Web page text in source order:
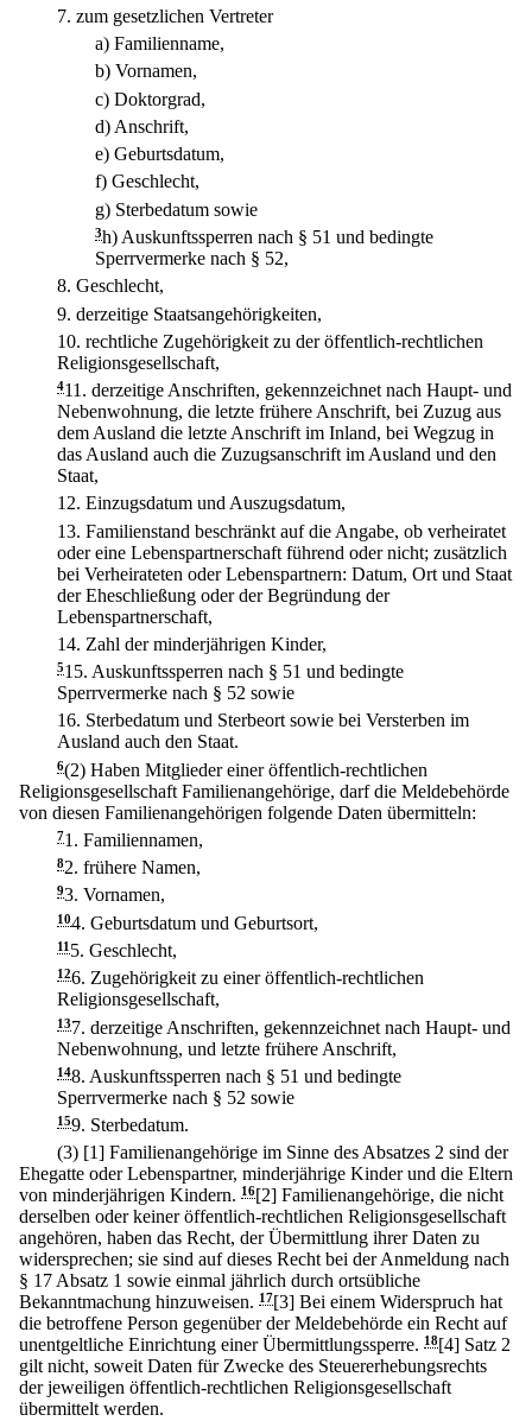
7. zum gesetzlichen Vertreter
a) Familienname,
b) Vornamen,
c) Doktorgrad,
d) Anschrift,
e) Geburtsdatum,
f) Geschlecht,
g) Sterbedatum sowie
3h) Auskunftssperren nach § 51 und bedingte
Sperrvermerke nach § 52,
8. Geschlecht,
9. derzeitige Staatsangehörigkeiten,
10. rechtliche Zugehörigkeit zu der öffentlich-rechtlichen
Religionsgesellschaft,
411. derzeitige Anschriften, gekennzeichnet nach Haupt- und
Nebenwohnung, die letzte frühere Anschrift, bei Zuzug aus
dem Ausland die letzte Anschrift im Inland, bei Wegzug in
das Ausland auch die Zuzugsanschrift im Ausland und den
Staat,
12. Einzugsdatum und Auszugsdatum,
13. Familienstand beschränkt auf die Angabe, ob verheiratet
oder eine Lebenspartnerschaft führend oder nicht; zusätzlich
bei Verheirateten oder Lebenspartnern: Datum, Ort und Staat
der Eheschließung oder der Begründung der
Lebenspartnerschaft,
14. Zahl der minderjährigen Kinder,
515. Auskunftssperren nach § 51 und bedingte
Sperrvermerke nach § 52 sowie
16. Sterbedatum und Sterbeort sowie bei Versterben im
Ausland auch den Staat.
6(2) Haben Mitglieder einer öffentlich-rechtlichen
Religionsgesellschaft Familienangehörige, darf die Meldebehörde
von diesen Familienangehörigen folgende Daten übermitteln:
71. Familiennamen,
82. frühere Namen,
93. Vornamen,
104. Geburtsdatum und Geburtsort,
11 5. Geschlecht,
126. Zugehörigkeit zu einer öffentlich-rechtlichen
Religionsgesellschaft,
137. derzeitige Anschriften, gekennzeichnet nach Haupt- und
Nebenwohnung, und letzte frühere Anschrift,
148. Auskunftssperren nach § 51 und bedingte
Sperrvermerke nach § 52 sowie
159. Sterbedatum.
(3) [1] Familienangehörige im Sinne des Absatzes 2 sind der
Ehegatte oder Lebenspartner, minderjährige Kinder und die Eltern
von minderjährigen Kindern. 16[2] Familienangehörige, die nicht
derselben oder keiner öffentlich-rechtlichen Religionsgesellschaft
angehören, haben das Recht, der Übermittlung ihrer Daten zu
widersprechen; sie sind auf dieses Recht bei der Anmeldung nach
§ 17 Absatz 1 sowie einmal jährlich durch ortsübliche
Bekanntmachung hinzuweisen. 17[3] Bei einem Widerspruch hat
die betroffene Person gegenüber der Meldebehörde ein Recht auf
unentgeltliche Einrichtung einer Übermittlungssperre. 18[4] Satz 2
gilt nicht, soweit Daten für Zwecke des Steuererhebungsrechts
der jeweiligen öffentlich-rechtlichen Religionsgesellschaft
übermittelt werden.